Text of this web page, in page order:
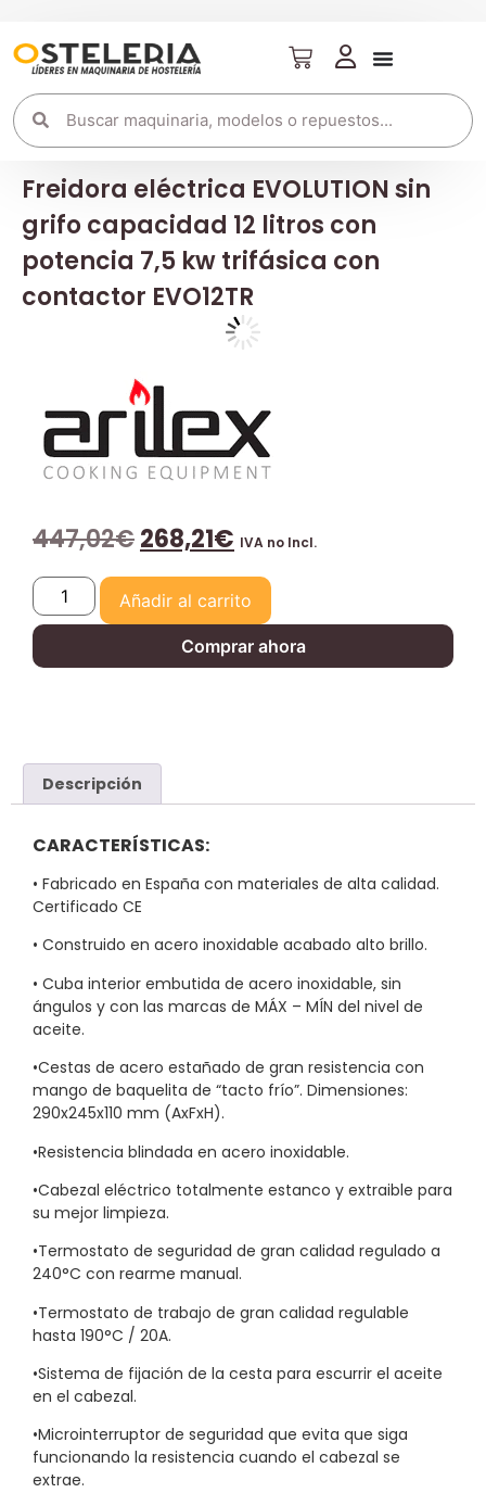
Freidora eléctrica EVOLUTION sin
grifo capacidad 12 litros con
potencia 7,5 kw trifásica con
contactor EVO12TR
447,02€268,21€ IVA no Incl.
Añadir al carrito
Comprar ahora
Descripción
CARACTERÍSTICAS:
• Fabricado en España con materiales de alta calidad.
Certificado CE
• Construido en acero inoxidable acabado alto brillo.
• Cuba interior embutida de acero inoxidable, sin
ángulos y con las marcas de MÁX – MÍN del nivel de
aceite.
•Cestas de acero estañado de gran resistencia con
mango de baquelita de “tacto frío”. Dimensiones:
290x245x110 mm (AxFxH).
•Resistencia blindada en acero inoxidable.
•Cabezal eléctrico totalmente estanco y extraible para
su mejor limpieza.
•Termostato de seguridad de gran calidad regulado a
240°C con rearme manual.
•Termostato de trabajo de gran calidad regulable
hasta 190°C / 20A.
•Sistema de fijación de la cesta para escurrir el aceite
en el cabezal.
•Microinterruptor de seguridad que evita que siga
funcionando la resistencia cuando el cabezal se
extrae.